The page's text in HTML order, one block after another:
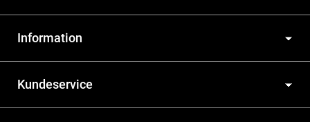
Information
Kundeservice